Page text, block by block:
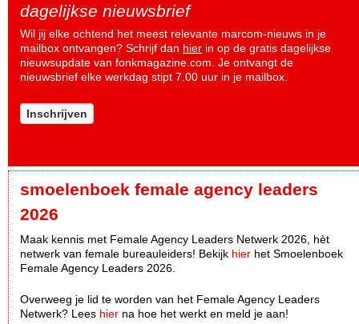
dagelijkse nieuwsbrief
Wil jij elke ochtend het meest relevante marcom-nieuws in je
mailbox ontvangen? Schrijf dan hier in op de gratis dagelijkse
nieuwsupdate van fonkmagazine.com. Je ontvangt de
nieuwsbrief elke werkdag stipt 7.00 uur in je mailbox.
Inschrijven
smoelenboek female agency leaders
2026
Maak kennis met Female Agency Leaders Netwerk 2026, hèt
netwerk van female bureauleiders! Bekijk hier het Smoelenboek
Female Agency Leaders 2026.
Overweeg je lid te worden van het Female Agency Leaders
Netwerk? Lees hier na hoe het werkt en meld je aan!